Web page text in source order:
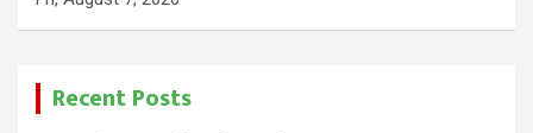
Recent Posts